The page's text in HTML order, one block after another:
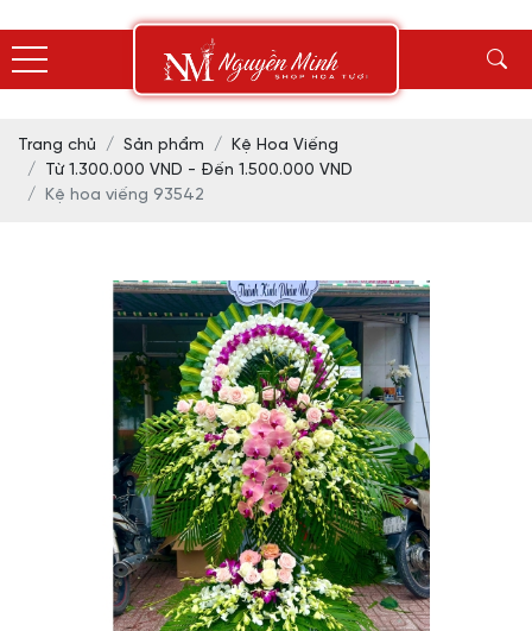
Trang chủ Sản phẩm
Kệ Hoa Viếng
Từ 1.300.000 VND - Đến 1.500.000 VND
Kệ hoa viếng 93542